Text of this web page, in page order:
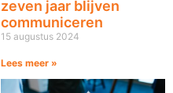
zeven jaar blijven
communiceren
15 augustus 2024
Lees meer »